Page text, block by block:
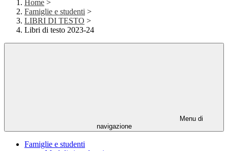
Home >
Famiglie e studenti >
LIBRI DI TESTO >
Libri di testo 2023-24
Menu di
navigazione
Famiglie e studenti